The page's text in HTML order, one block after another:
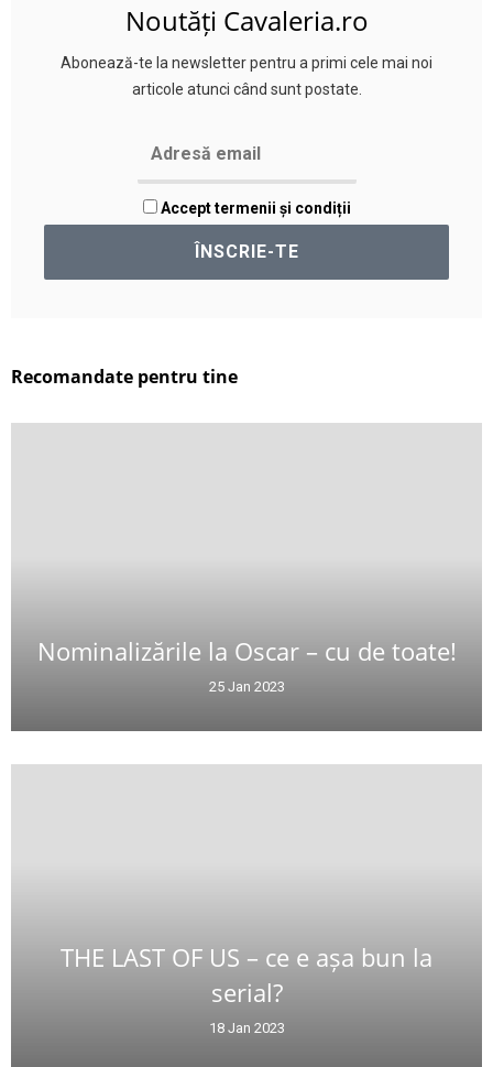
Noutăți Cavaleria.ro
Abonează-te la newsletter pentru a primi cele mai noi
articole atunci când sunt postate.
Accept termenii și condiții
Recomandate pentru tine
Nominalizările la Oscar – cu de toate!
25 Jan 2023
THE LAST OF US – ce e așa bun la
serial?
18 Jan 2023